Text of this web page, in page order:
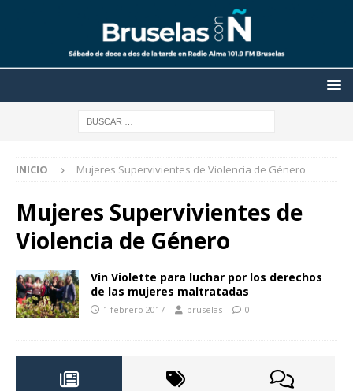
INICIO Mujeres Supervivientes de Violencia de Género
Mujeres Supervivientes de
Violencia de Género
Vin Violette para luchar por los derechos
de las mujeres maltratadas
1 febrero 2017 bruselas 0